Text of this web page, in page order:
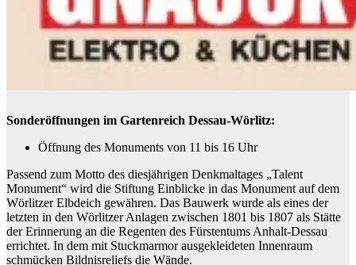
Sonderöffnungen im Gartenreich Dessau-Wörlitz:
Öffnung des Monuments von 11 bis 16 Uhr
Passend zum Motto des diesjährigen Denkmaltages „Talent
Monument“ wird die Stiftung Einblicke in das Monument auf dem
Wörlitzer Elbdeich gewähren. Das Bauwerk wurde als eines der
letzten in den Wörlitzer Anlagen zwischen 1801 bis 1807 als Stätte
der Erinnerung an die Regenten des Fürstentums Anhalt-Dessau
errichtet. In dem mit Stuckmarmor ausgekleideten Innenraum
schmücken Bildnisreliefs die Wände.